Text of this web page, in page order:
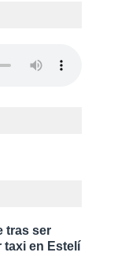
tras ser
taxi en Estelí